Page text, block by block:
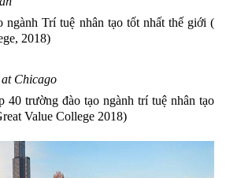
ngành Trí tuệ nhân tạo tốt nhất thế giới (
2018)
Chicago
trường đào tạo ngành trí tuệ nhân tạo
Value College 2018)